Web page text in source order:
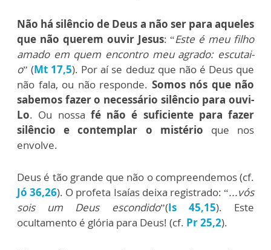
Não há silêncio de Deus a não ser para aqueles
que não querem ouvir Jesus: “Este é meu filho
amado em quem encontro meu agrado: escutai-
o” (Mt 17,5). Por aí se deduz que não é Deus que
não fala, ou não responde. Somos nós que não
sabemos fazer o necessário silêncio para ouvi-
Lo. Ou nossa fé não é suficiente para fazer
silêncio e contemplar o mistério que nos
envolve.
Deus é tão grande que não o compreendemos (cf.
Jó 36,26). O profeta Isaías deixa registrado: “...vós
sois um Deus escondido”(Is 45,15). Este
ocultamento é glória para Deus! (cf. Pr 25,2).